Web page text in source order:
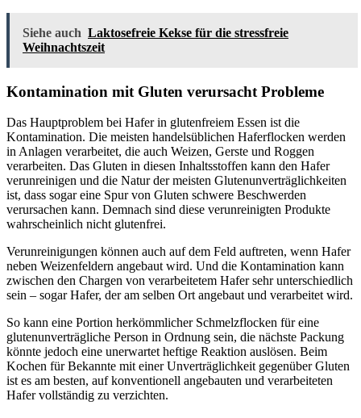
Siehe auch Laktosefreie Kekse für die stressfreie
Weihnachtszeit
Kontamination mit Gluten verursacht Probleme
Das Hauptproblem bei Hafer in glutenfreiem Essen ist die
Kontamination. Die meisten handelsüblichen Haferflocken werden
in Anlagen verarbeitet, die auch Weizen, Gerste und Roggen
verarbeiten. Das Gluten in diesen Inhaltsstoffen kann den Hafer
verunreinigen und die Natur der meisten Glutenunverträglichkeiten
ist, dass sogar eine Spur von Gluten schwere Beschwerden
verursachen kann. Demnach sind diese verunreinigten Produkte
wahrscheinlich nicht glutenfrei.
Verunreinigungen können auch auf dem Feld auftreten, wenn Hafer
neben Weizenfeldern angebaut wird. Und die Kontamination kann
zwischen den Chargen von verarbeitetem Hafer sehr unterschiedlich
sein – sogar Hafer, der am selben Ort angebaut und verarbeitet wird.
So kann eine Portion herkömmlicher Schmelzflocken für eine
glutenunverträgliche Person in Ordnung sein, die nächste Packung
könnte jedoch eine unerwartet heftige Reaktion auslösen. Beim
Kochen für Bekannte mit einer Unverträglichkeit gegenüber Gluten
ist es am besten, auf konventionell angebauten und verarbeiteten
Hafer vollständig zu verzichten.